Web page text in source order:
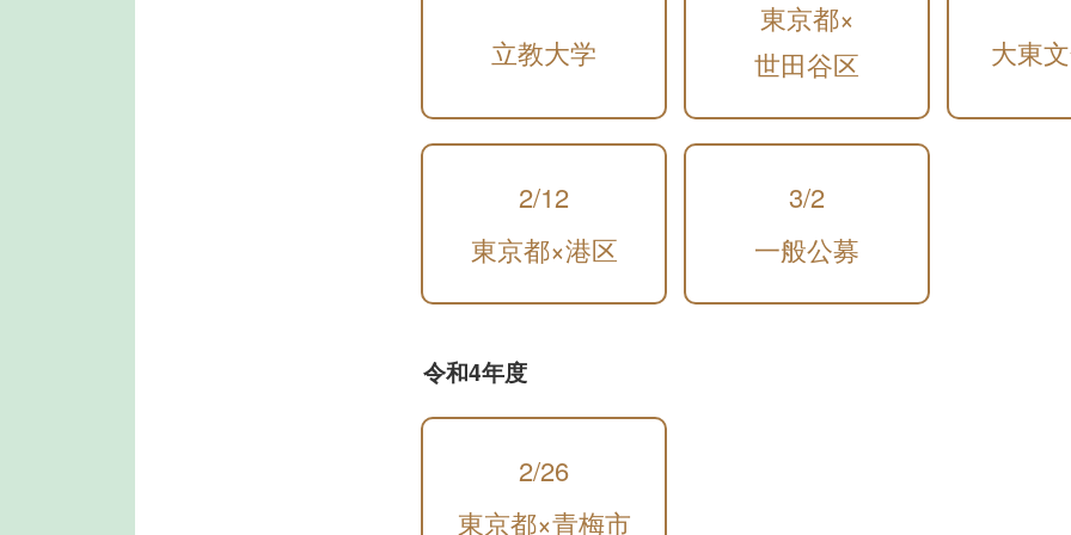
立教大学
東京都×
世田谷区
大東
2/12
東京都×港区
3/2
一般公募
令和4年度
2/26
東京都×青梅市